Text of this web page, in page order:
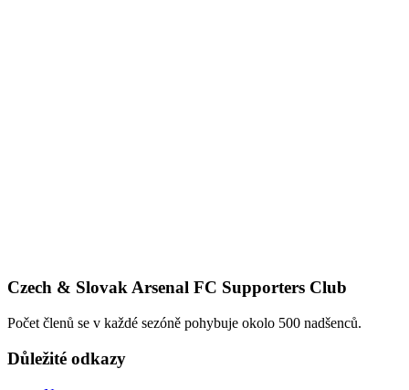
Czech & Slovak Arsenal FC Supporters Club
Počet členů se v každé sezóně pohybuje okolo 500 nadšenců.
Důležité odkazy